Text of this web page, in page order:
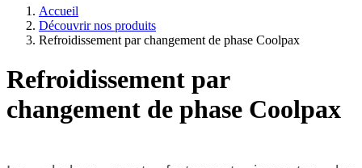
Accueil
Découvrir nos produits
Refroidissement par changement de phase Coolpax
Refroidissement par
changement de phase Coolpax